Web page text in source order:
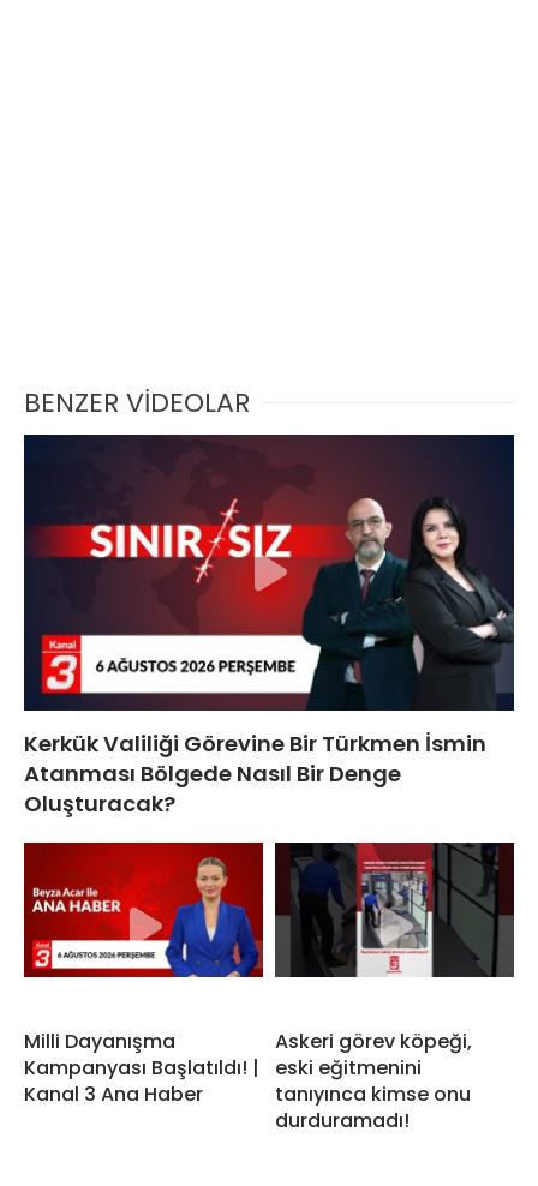
BENZER VİDEOLAR
Kerkük Valiliği Görevine Bir Türkmen İsmin
Atanması Bölgede Nasıl Bir Denge
Oluşturacak?
Milli Dayanışma
Kampanyası Başlatıldı! |
Kanal 3 Ana Haber
Askeri görev köpeği,
eski eğitmenini
tanıyınca kimse onu
durduramadı!